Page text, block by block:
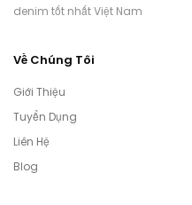
denim tốt nhất Việt Nam
Về Chúng Tôi
Giới Thiệu
Tuyển Dụng
Liên Hệ
Blog